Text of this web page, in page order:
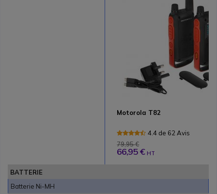
Motorola T82
4.4 de 62 Avis
79,95 €
66,95 € HT
BATTERIE
Batterie Ni-MH